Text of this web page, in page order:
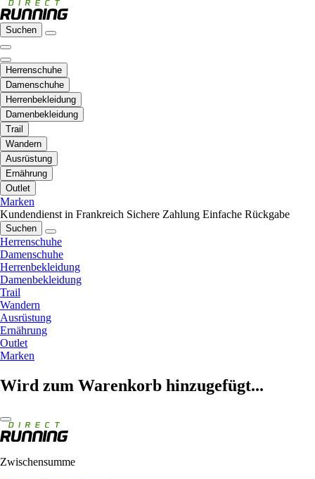
Suchen
Herrenschuhe
Damenschuhe
Herrenbekleidung
Damenbekleidung
Trail
Wandern
Ausrüstung
Ernährung
Outlet
Marken
Kundendienst in Frankreich Sichere Zahlung Einfache Rückgabe
Suchen
Herrenschuhe
Damenschuhe
Herrenbekleidung
Damenbekleidung
Trail
Wandern
Ausrüstung
Ernährung
Outlet
Marken
Wird zum Warenkorb hinzugefügt...
Zwischensumme